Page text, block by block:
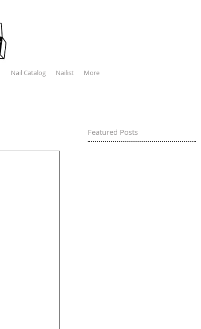
Nail Catalog Nailist More
Featured Posts